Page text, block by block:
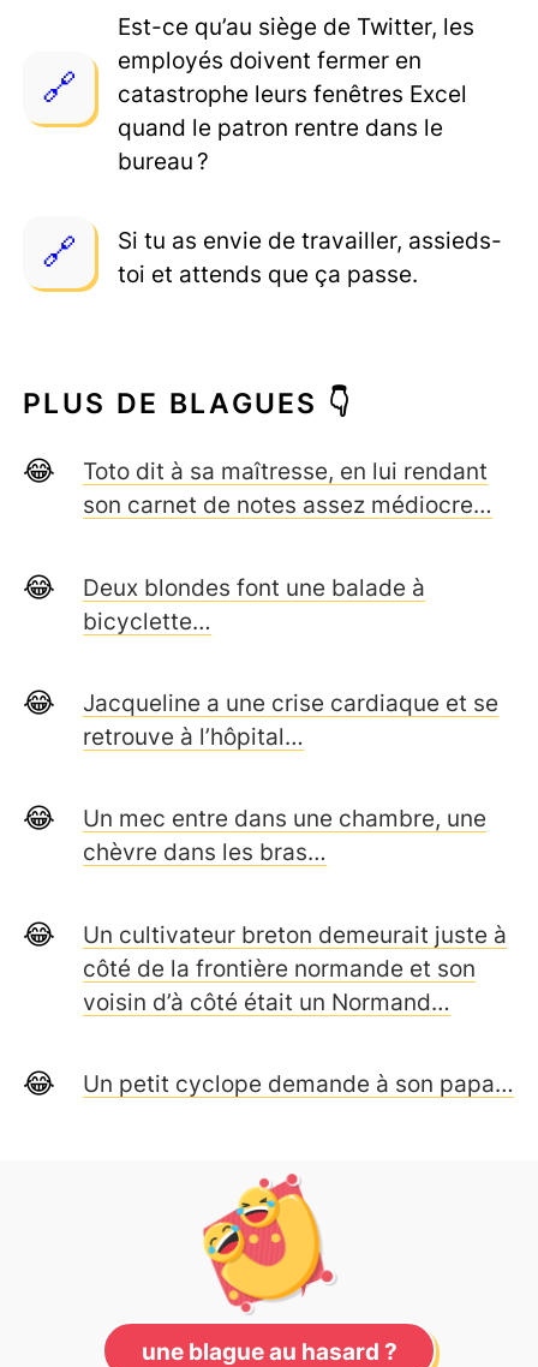
Est-ce qu’au siège de Twitter, les
employés doivent fermer en
catastrophe leurs fenêtres Excel
quand le patron rentre dans le
bureau ?
Si tu as envie de travailler, assieds-
toi et attends que ça passe.
PLUS DE BLAGUES 👇
Toto dit à sa maîtresse, en lui rendant
son carnet de notes assez médiocre…
Deux blondes font une balade à
bicyclette…
Jacqueline a une crise cardiaque et se
retrouve à l’hôpital…
Un mec entre dans une chambre, une
chèvre dans les bras…
Un cultivateur breton demeurait juste à
côté de la frontière normande et son
voisin d’à côté était un Normand…
Un petit cyclope demande à son papa…
une blague au hasard ?